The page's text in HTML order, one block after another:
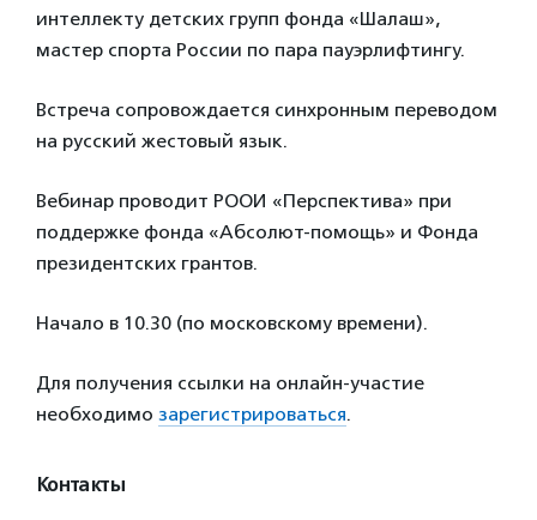
интеллекту детских групп фонда «Шалаш»,
мастер спорта России по пара пауэрлифтингу.
Встреча сопровождается синхронным переводом
на русский жестовый язык.
Вебинар проводит РООИ «Перспектива» при
поддержке фонда «Абсолют-помощь» и Фонда
президентских грантов.
Начало в 10.30 (по московскому времени).
Для получения ссылки на онлайн-участие
необходимо зарегистрироваться.
Контакты